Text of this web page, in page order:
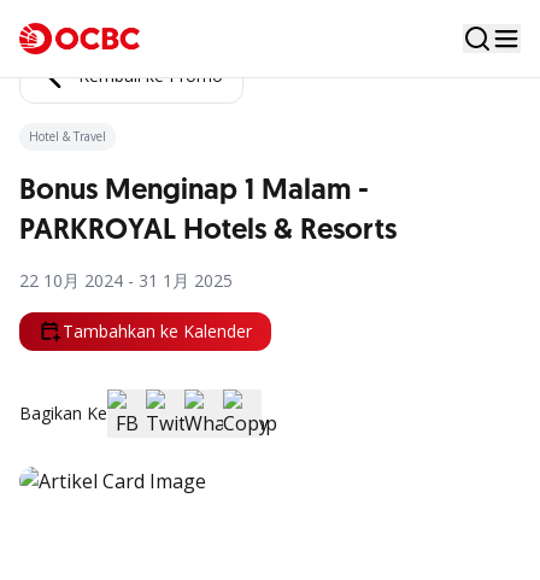
Kembali ke Promo
Hotel & Travel
Bonus Menginap 1 Malam -
PARKROYAL Hotels & Resorts
22 10月 2024 - 31 1月 2025
Tambahkan ke Kalender
Bagikan Ke